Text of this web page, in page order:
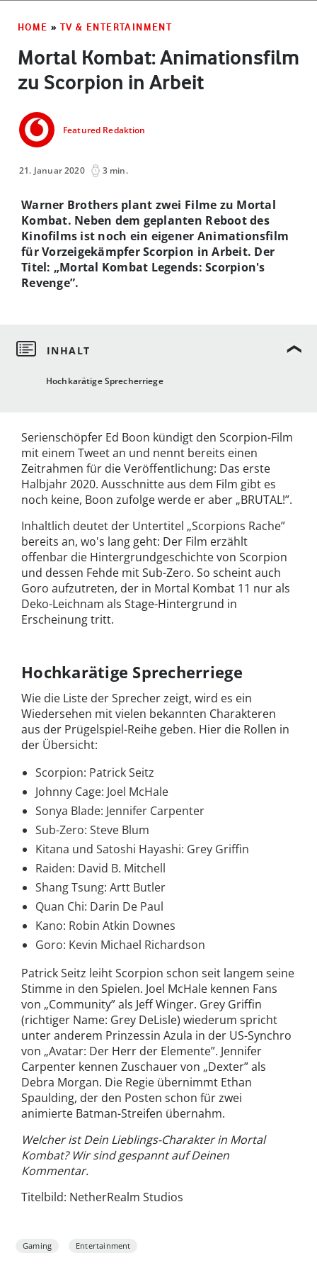
HOME » TV & ENTERTAINMENT
Mortal Kombat: Animationsfilm
zu Scorpion in Arbeit
Featured Redaktion
21. Januar 2020 3 min.
Hochkarätige Sprecherriege
Warner Brothers plant zwei Filme zu Mortal
Kombat. Neben dem geplanten Reboot des
Kinofilms ist noch ein eigener Animationsfilm
für Vorzeigekämpfer Scorpion in Arbeit. Der
Titel: „Mortal Kombat Legends: Scorpion's
Revenge”.
Serienschöpfer Ed Boon kündigt den Scorpion-Film
mit einem Tweet an und nennt bereits einen
Zeitrahmen für die Veröffentlichung: Das erste
Halbjahr 2020. Ausschnitte aus dem Film gibt es
noch keine, Boon zufolge werde er aber „BRUTAL!”.
Inhaltlich deutet der Untertitel „Scorpions Rache”
bereits an, wo's lang geht: Der Film erzählt
offenbar die Hintergrundgeschichte von Scorpion
und dessen Fehde mit Sub-Zero. So scheint auch
Goro aufzutreten, der in Mortal Kombat 11 nur als
Deko-Leichnam als Stage-Hintergrund in
Erscheinung tritt.
Hochkarätige Sprecherriege
Wie die Liste der Sprecher zeigt, wird es ein
Wiedersehen mit vielen bekannten Charakteren
aus der Prügelspiel-Reihe geben. Hier die Rollen in
der Übersicht:
Scorpion: Patrick Seitz
Johnny Cage: Joel McHale
Sonya Blade: Jennifer Carpenter
Sub-Zero: Steve Blum
Kitana und Satoshi Hayashi: Grey Griffin
Raiden: David B. Mitchell
Shang Tsung: Artt Butler
Quan Chi: Darin De Paul
Kano: Robin Atkin Downes
Goro: Kevin Michael Richardson
Patrick Seitz leiht Scorpion schon seit langem seine
Stimme in den Spielen. Joel McHale kennen Fans
von „Community” als Jeff Winger. Grey Griffin
(richtiger Name: Grey DeLisle) wiederum spricht
unter anderem Prinzessin Azula in der US-Synchro
von „Avatar: Der Herr der Elemente”. Jennifer
Carpenter kennen Zuschauer von „Dexter” als
Debra Morgan. Die Regie übernimmt Ethan
Spaulding, der den Posten schon für zwei
animierte Batman-Streifen übernahm.
Welcher ist Dein Lieblings-Charakter in Mortal
Kombat? Wir sind gespannt auf Deinen
Kommentar.
Titelbild: NetherRealm Studios
Gaming Entertainment